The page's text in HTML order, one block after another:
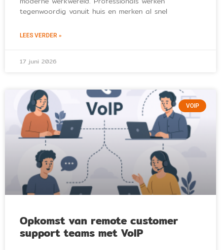
tegenwoordig vanuit huis en merken al snel
LEES VERDER »
17 juni 2026
VOIP
Opkomst van remote customer
support teams met VoIP